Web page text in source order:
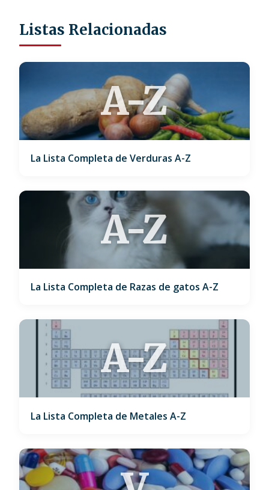
Listas Relacionadas
A-Z
La Lista Completa de Verduras A-Z
A-Z
La Lista Completa de Razas de gatos A-Z
A-Z
La Lista Completa de Metales A-Z